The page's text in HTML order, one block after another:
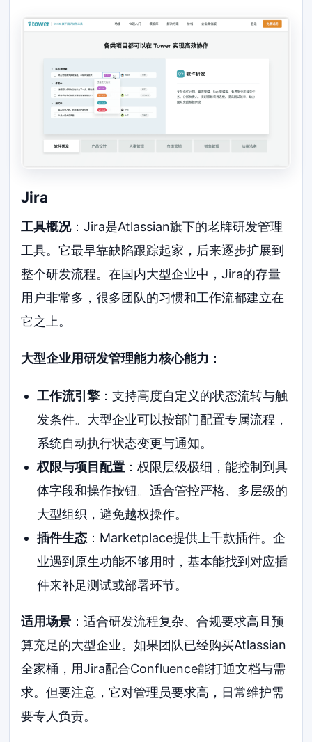
Jira
工具概况：Jira是Atlassian旗下的老牌研发管理
工具。它最早靠缺陷跟踪起家，后来逐步扩展到
整个研发流程。在国内大型企业中，Jira的存量
用户非常多，很多团队的习惯和工作流都建立在
它之上。
大型企业用研发管理能力核心能力 ：
工作流引擎：支持高度自定义的状态流转与触
发条件。大型企业可以按部门配置专属流程，
系统自动执行状态变更与通知。
权限与项目配置：权限层级极细，能控制到具
体字段和操作按钮。适合管控严格、多层级的
大型组织，避免越权操作。
插件生态：Marketplace提供上千款插件。企
业遇到原生功能不够用时，基本能找到对应插
件来补足测试或部署环节。
适用场景 ：适合研发流程复杂、合规要求高且预
算充足的大型企业。如果团队已经购买Atlassian
全家桶，用Jira配合Confluence能打通文档与需
求。但要注意，它对管理员要求高，日常维护需
要专人负责。